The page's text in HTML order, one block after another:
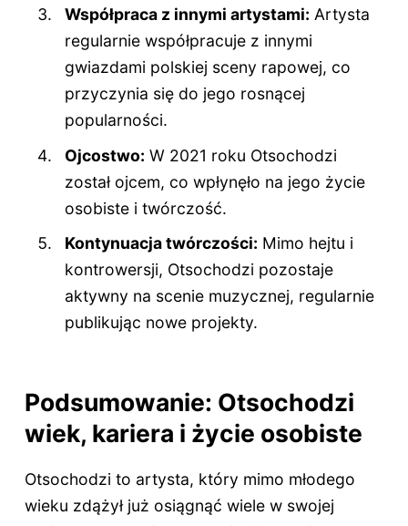
Współpraca z innymi artystami: Artysta
regularnie współpracuje z innymi
gwiazdami polskiej sceny rapowej, co
przyczynia się do jego rosnącej
popularności.
Ojcostwo: W 2021 roku Otsochodzi
został ojcem, co wpłynęło na jego życie
osobiste i twórczość.
Kontynuacja twórczości: Mimo hejtu i
kontrowersji, Otsochodzi pozostaje
aktywny na scenie muzycznej, regularnie
publikując nowe projekty.
Podsumowanie: Otsochodzi
wiek, kariera i życie osobiste
Otsochodzi to artysta, który mimo młodego
wieku zdążył już osiągnąć wiele w swojej